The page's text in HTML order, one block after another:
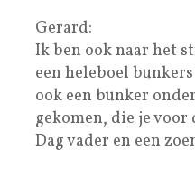
Gerard:
Ik ben ook naar het
een heleboel
ook een bunker
gekomen, die je
Dag vader en een